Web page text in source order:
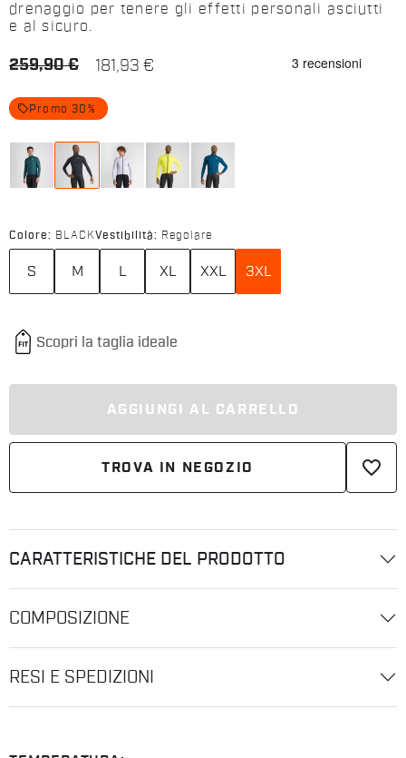
drenaggio per tenere gli effetti personali asciutti
e al sicuro.
259,90 € 181,93 €
local_offer Promo 30%
Colore: BLACKVestibilità: Regolare
S M XL XXL 3XL
AGGIUNGI AL CARRELLO
TROVA IN NEGOZIO favorite_border
CARATTERISTICHE DEL PRODOTTO
COMPOSIZIONE
RESI E SPEDIZIONI